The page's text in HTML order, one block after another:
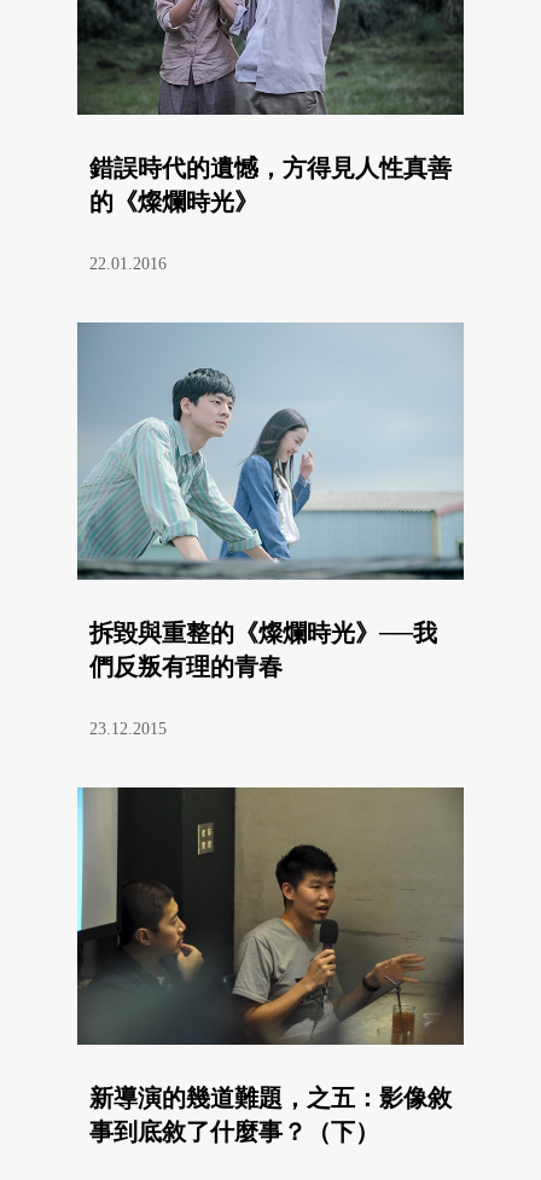
錯誤時代的遺憾，方得見人性真善
的《燦爛時光》
22.01.2016
拆毀與重整的《燦爛時光》──我
們反叛有理的青春
23.12.2015
新導演的幾道難題，之五：影像敘
事到底敘了什麼事？（下）